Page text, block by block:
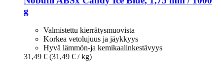
g
Valmistettu kierrätysmuovista
Korkea vetolujuus ja jäykkyys
Hyvä lämmön-ja kemikaalinkestävyys
31,49 € (31,49 € / kg)